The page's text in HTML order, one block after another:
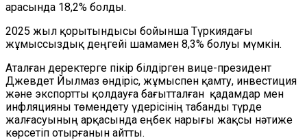
арасында 18,2% болды.
2025 жыл қорытындысы бойынша Түркиядағы
жұмыссыздық деңгейі шамамен 8,3% болуы мүмкін.
Аталған деректерге пікір білдірген вице-президент
Джевдет Йылмаз өндіріс, жұмыспен қамту, инвестиция
және экспортты қолдауға бағытталған қадамдар мен
инфляцияны төмендету үдерісінің табанды түрде
жалғасуының арқасында еңбек нарығы жақсы нәтиже
көрсетіп отырғанын айтты.